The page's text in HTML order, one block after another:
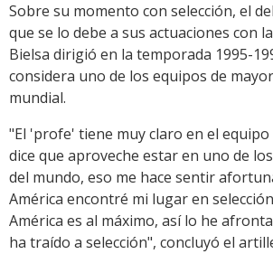
Sobre su momento con selección, el
que se lo debe a sus actuaciones con
Bielsa dirigió en la temporada 1995-
considera uno de los equipos de
mundial.
"El 'profe' tiene muy claro en el equipo
dice que aproveche estar en uno de
del mundo, eso me hace sentir
América encontré mi lugar en
América es al máximo, así lo he
ha traído a selección", concluyó el